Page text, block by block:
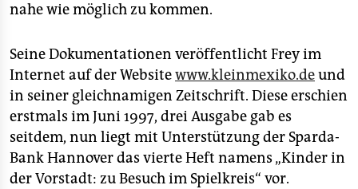
nahe wie möglich zu kommen.
Seine Dokumentationen veröffentlicht Frey im
Internet auf der Websitewww.kleinmexiko.deund
in seiner gleichnamigen Zeitschrift. Diese erschien
erstmals im Juni 1997, drei Ausgabe gab es
seitdem, nun liegt mit Unterstützung der Sparda-
Bank Hannover das vierte Heft namens „Kinder in
der Vorstadt: zu Besuch im Spielkreis“ vor.